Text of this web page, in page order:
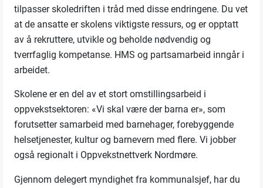
tilpasser skoledriften i tråd med disse endringene. Du vet
at de ansatte er skolens viktigste ressurs, og er opptatt
av å rekruttere, utvikle og beholde nødvendig og
tverrfaglig kompetanse. HMS og partsamarbeid inngår i
arbeidet.
Skolene er en del av et stort omstillingsarbeid i
oppvekstsektoren: «Vi skal være der barna er», som
forutsetter samarbeid med barnehager, forebyggende
helsetjenester, kultur og barnevern med flere. Vi jobber
også regionalt i Oppvekstnettverk Nordmøre.
Gjennom delegert myndighet fra kommunalsjef, har du